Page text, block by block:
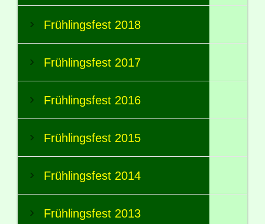
Frühlingsfest 2018
Frühlingsfest 2017
Frühlingsfest 2016
Frühlingsfest 2015
Frühlingsfest 2014
Frühlingsfest 2013